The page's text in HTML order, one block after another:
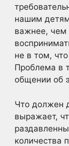
нашим
важнее, чем
не в том,
Проблема в
общении об
Что должен
выражает,
количества